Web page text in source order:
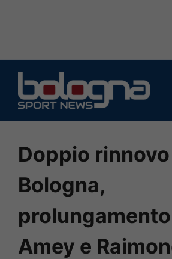
contenuto
Doppio
Bologna,
Amey e